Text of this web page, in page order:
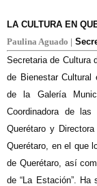
LA CULTURA EN
Paulina Aguado |
Secretaria de Cultura
de Bienestar
de la Galería
Coordinadora de
Querétaro y
Querétaro, en el que
de Querétaro, así
de “La Estación”. Ha